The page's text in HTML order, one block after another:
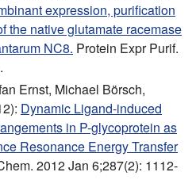
expression, purification
the native glutamate racemase
NC8. Protein Expr Purif.
Ernst, Michael Börsch,
Dynamic Ligand-induced
in P-glycoprotein as
Resonance Energy Transfer
2012 Jan 6;287(2): 1112-